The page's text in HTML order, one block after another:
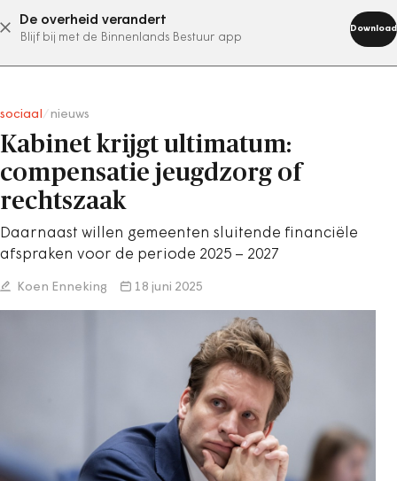
De overheid verandert
Blijf bij met de Binnenlands Bestuur app
Download
abonneer nu
sociaal nieuws
Kabinet krijgt ultimatum:
compensatie jeugdzorg of
rechtszaak
Daarnaast willen gemeenten sluitende financiële
afspraken voor de periode 2025 – 2027
Koen Enneking 18 juni 2025